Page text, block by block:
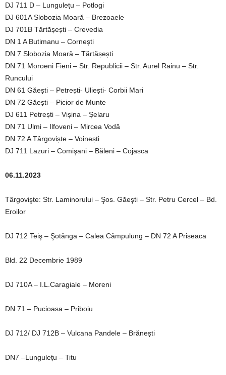
DJ 711 D – Lungulețu – Potlogi
DJ 601A Slobozia Moară – Brezoaele
DJ 701B Tărtășești – Crevedia
DN 1 A Butimanu – Cornești
DN 7 Slobozia Moară – Tărtășești
DN 71 Moroeni Fieni – Str. Republicii – Str. Aurel Rainu – Str.
Runcului
DN 61 Găești – Petrești- Uliești- Corbii Mari
DN 72 Găești – Picior de Munte
DJ 611 Petrești – Vișina – Șelaru
DN 71 Ulmi – Ilfoveni – Mircea Vodă
DN 72 A Târgoviște – Voinești
DJ 711 Lazuri – Comişani – Băleni – Cojasca
06.11.2023
Târgovişte: Str. Laminorului – Şos. Găeşti – Str. Petru Cercel – Bd.
Eroilor
DJ 712 Teiş – Şotânga – Calea Câmpulung – DN 72 A Priseaca
Bld. 22 Decembrie 1989
DJ 710A – I.L.Caragiale – Moreni
DN 71 – Pucioasa – Priboiu
DJ 712/ DJ 712B – Vulcana Pandele – Brănești
DN7 –Lungulețu – Titu